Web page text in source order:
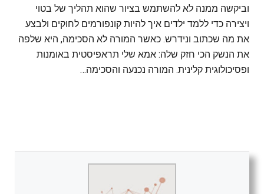
וביקשה ממנה לא להשתמש בציור שהוא תהליך של בטוי
ויצירה כדי ללמד ילדים איך להיות קונפורמים לחוקים ולבצע
את מה שכתוב ונידרש. כאשר המורה לא הסכימה, היא שלפה
את הנשק הכי חזק שלה: אמא שלי תראפיסטית באומנות
ופסיכולוגית קלינית. המורה נכנעה והסכימה…